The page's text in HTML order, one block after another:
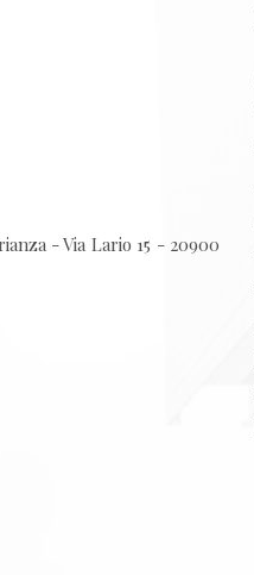
- Via Lario 15 - 20900